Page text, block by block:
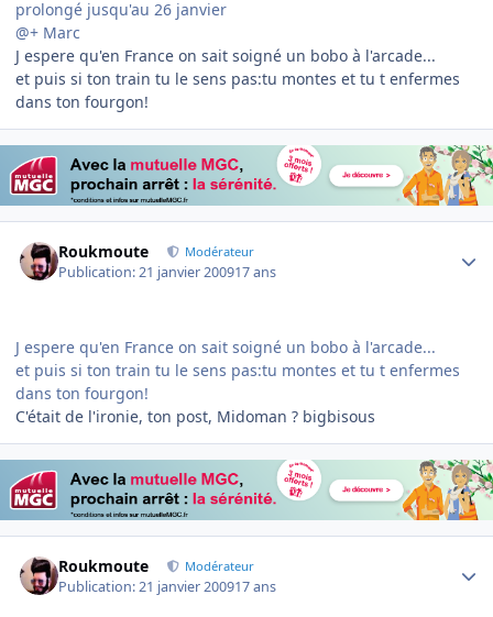
prolongé jusqu'au 26 janvier
@+ Marc
J espere qu'en France on sait soigné un bobo à l'arcade...
et puis si ton train tu le sens pas:tu montes et tu t enfermes
dans ton fourgon!
Roukmoute Modérateur
Publication:21 janvier 200917 ans
J espere qu'en France on sait soigné un bobo à l'arcade...
et puis si ton train tu le sens pas:tu montes et tu t enfermes
dans ton fourgon!
C'était de l'ironie, ton post, Midoman ? bigbisous
Roukmoute Modérateur
Publication:21 janvier 200917 ans